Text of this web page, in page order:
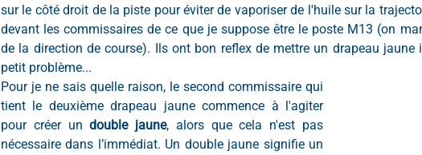
sur le côté droit de la piste pour éviter de vaporiser de l'huile sur la
devant les commissaires de ce que je suppose être le poste M13 (on
de la direction de course). Ils ont bon reflex de mettre un drapeau
petit problème...
Pour je ne sais quelle raison, le second commissaire qui
tient le deuxième drapeau jaune commence à l'agiter
pour créer un double jaune, alors que cela n'est pas
nécessaire dans l’immédiat. Un double jaune signifie un